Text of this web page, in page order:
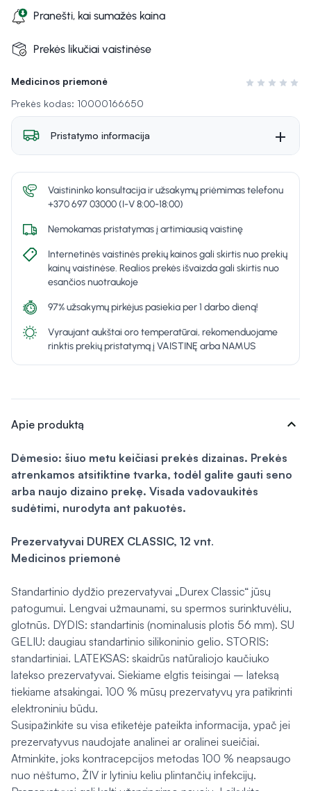
Medicinos priemonė
Įvertinimas 0
Prekės kodas: 10000166650
Pranešti, kai sumažės kaina
Prekės likučiai vaistinėse
Pristatymo informacija
Vaistininko konsultacija ir užsakymų priėmimas telefonu
+370 697 03000 (I-V 8:00-18:00)
Nemokamas pristatymas į artimiausią vaistinę
Internetinės vaistinės prekių kainos gali skirtis nuo prekių
kainų vaistinėse. Realios prekės išvaizda gali skirtis nuo
esančios nuotraukoje
97% užsakymų pirkėjus pasiekia per 1 darbo dieną!
Vyraujant aukštai oro temperatūrai, rekomenduojame
rinktis prekių pristatymą į VAISTINĘ arba NAMUS
Apie produktą expand_more
Dėmesio: šiuo metu keičiasi prekės dizainas. Prekės
atrenkamos atsitiktine tvarka, todėl galite gauti seno
arba naujo dizaino prekę. Visada vadovaukitės
sudėtimi, nurodyta ant pakuotės.
Prezervatyvai DUREX CLASSIC, 12 vnt.
Medicinos priemonė
Standartinio dydžio prezervatyvai „Durex Classic“ jūsų
patogumui. Lengvai užmaunami, su spermos surinktuvėliu,
glotnūs. DYDIS: standartinis (nominalusis plotis 56 mm). SU
GELIU: daugiau standartinio silikoninio gelio. STORIS:
standartiniai. LATEKSAS: skaidrūs natūraliojo kaučiuko
latekso prezervatyvai. Siekiame elgtis teisingai – lateksą
tiekiame atsakingai. 100 % mūsų prezervatyvų yra patikrinti
elektroniniu būdu.
Susipažinkite su visa etiketėje pateikta informacija, ypač jei
prezervatyvus naudojate analinei ar oralinei sueičiai.
Atminkite, joks kontracepcijos metodas 100 % neapsaugo
nuo nėštumo, ŽIV ir lytiniu keliu plintančių infekcijų.